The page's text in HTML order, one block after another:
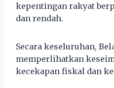
kepentingan rakyat
dan rendah.
Secara keseluruhan,
memperlihatkan
kecekapan fiskal dan